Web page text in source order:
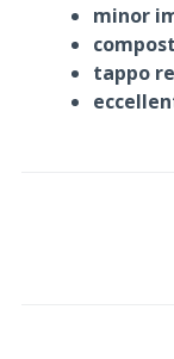
minor
tappo